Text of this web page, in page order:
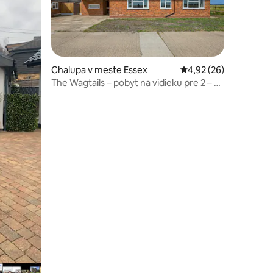
5
Chalupa v meste Essex Priemerné
4,92 (26)
The Wagtails – pobyt na vidieku pre 2 – 8